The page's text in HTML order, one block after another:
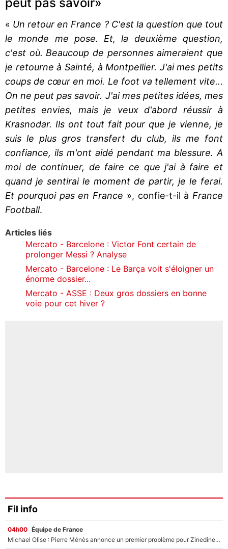
« Un retour en France ? C'est la question que tout
le monde me pose. Et, la deuxième question,
c'est où. Beaucoup de personnes aimeraient que
je retourne à Sainté, à Montpellier. J'ai mes petits
coups de cœur en moi. Le foot va tellement vite...
On ne peut pas savoir. J'ai mes petites idées, mes
petites envies, mais je veux d'abord réussir à
Krasnodar. Ils ont tout fait pour que je vienne, je
suis le plus gros transfert du club, ils me font
confiance, ils m'ont aidé pendant ma blessure. A
moi de continuer, de faire ce que j'ai à faire et
quand je sentirai le moment de partir, je le ferai.
Et pourquoi pas en France », confie-t-il à France
Football.
Articles liés
Mercato - Barcelone : Victor Font certain de
prolonger Messi ? Analyse
Mercato - Barcelone : Le Barça voit s'éloigner un
énorme dossier...
Mercato - ASSE : Deux gros dossiers en bonne
voie pour cet hiver ?
Fil info
04h00 Équipe de France
Michael Olise : Pierre Ménès annonce un premier problème pour Zinedine Zidane en équipe de France